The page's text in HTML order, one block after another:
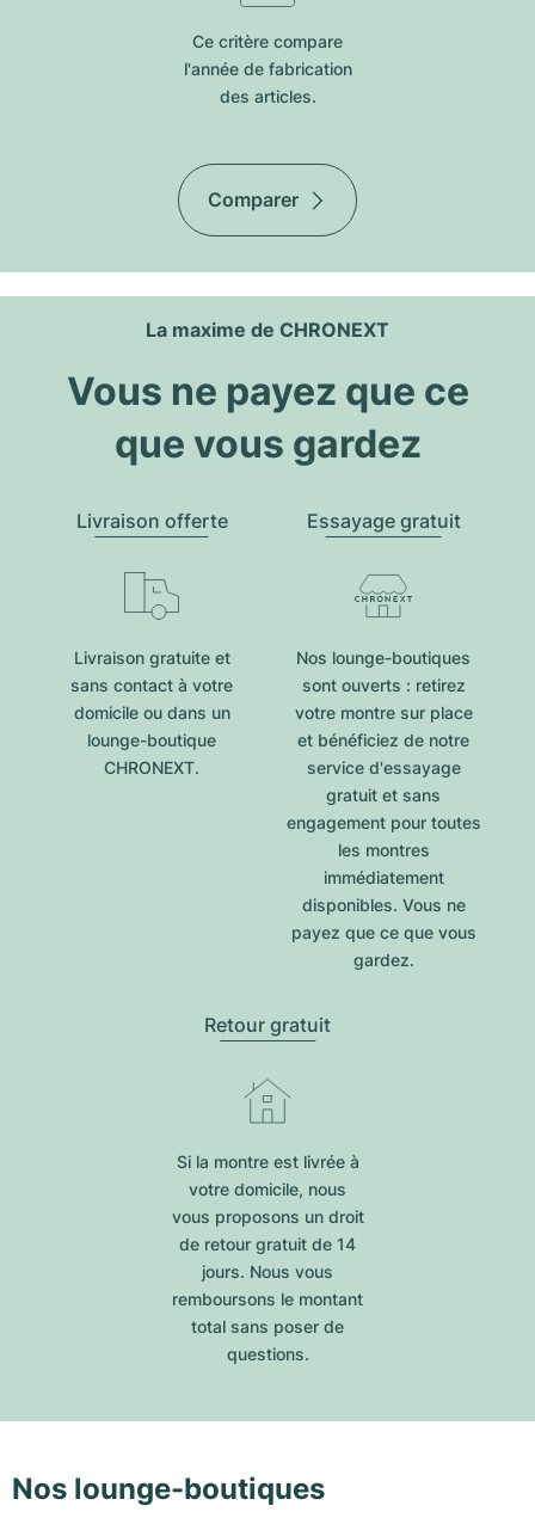
Ce critère compare
l'année de fabrication
des articles.
Comparer
La maxime de CHRONEXT
Vous ne payez que ce
que vous gardez
Livraison offerte
Livraison gratuite et
sans contact à votre
domicile ou dans un
lounge-boutique
CHRONEXT.
Essayage gratuit
Nos lounge-boutiques
sont ouverts : retirez
votre montre sur place
et bénéficiez de notre
service d'essayage
gratuit et sans
engagement pour toutes
les montres
immédiatement
disponibles. Vous ne
payez que ce que vous
gardez.
Retour gratuit
Si la montre est livrée à
votre domicile, nous
vous proposons un droit
de retour gratuit de 14
jours. Nous vous
remboursons le montant
total sans poser de
questions.
Nos lounge-boutiques